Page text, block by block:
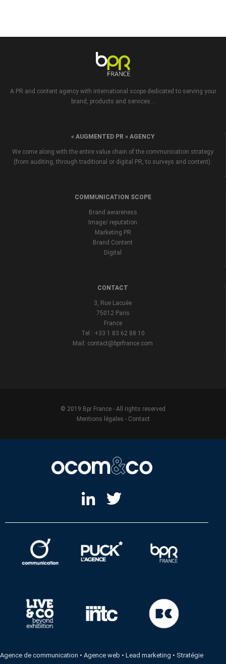
A PR and content agency with international scope dedicated to serving your
brand, products and services...
« AUGMENTED PR » AGENCY
We come along with the entire value chain of the communication strategy
(from auditing, through traditional or digital PR, to surveys and content).
COMMUNICATION SCOPE
Brand awareness
Image/ reputation
Marketing PR
Brand Content
Digital
CONTACT
3, Rue Lacuée
75012 Paris
France
Tel : +33 1 83 62 88 10
Mail: contact@bprfrance.com
© 2019 Bpr France - All rights reserved
Mentions légales - Contact
Agence de communication •Agence web •Lead marketing • Stratégie